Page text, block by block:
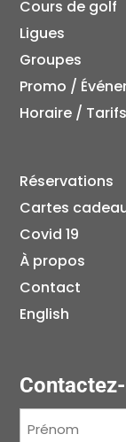
Cours de golf
Ligues
Groupes
Promo /
Horaire / Tarifs
Réservations
Cartes
Covid 19
À propos
Contact
English